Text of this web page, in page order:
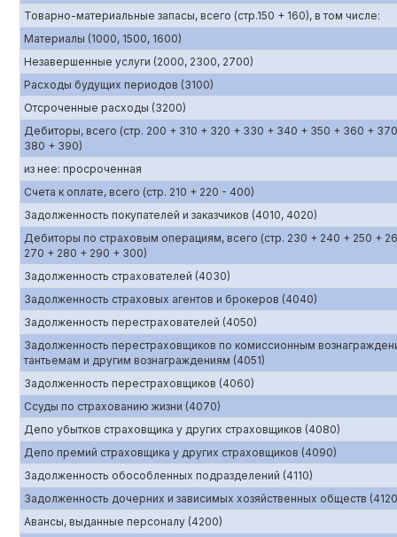
Товарно-материальные запасы, всего (стр.150 + 160), в том числе:
Материалы (1000, 1500, 1600)
Незавершенные услуги (2000, 2300, 2700)
Расходы будущих периодов (3100)
Отсроченные расходы (3200)
Дебиторы, всего (стр. 200 + 310 + 320 + 330 + 340 + 350 + 360 +
380 + 390)
из нее: просроченная
Счета к оплате, всего (стр. 210 + 220 - 400)
Задолженность покупателей и заказчиков (4010, 4020)
Дебиторы по страховым операциям, всего (стр. 230 + 240 + 250 +
270 + 280 + 290 + 300)
Задолженность страхователей (4030)
Задолженность страховых агентов и брокеров (4040)
Задолженность перестрахователей (4050)
Задолженность перестраховщиков по комиссионным
тантьемам и другим вознаграждениям (4051)
Задолженность перестраховщиков (4060)
Ссуды по страхованию жизни (4070)
Депо убытков страховщика у других страховщиков (4080)
Депо премий страховщика у других страховщиков (4090)
Задолженность обособленных подразделений (4110)
Задолженность дочерних и зависимых хозяйственных обществ
Авансы, выданные персоналу (4200)